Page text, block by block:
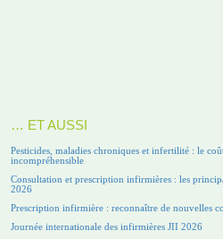
… ET AUSSI
Pesticides, maladies chroniques et infertilité : le
incompréhensible
Consultation et prescription infirmières : les
2026
Prescription infirmière : reconnaître de nouvelles
Journée internationale des infirmières JII 2026